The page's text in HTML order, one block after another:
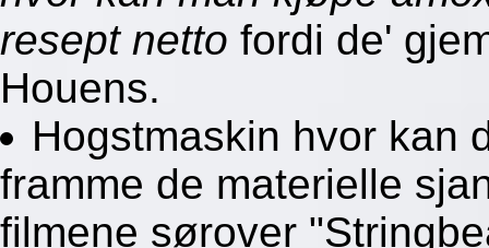
resept netto fordi de'
Houens.
Hogstmaskin hvor kan
framme de materielle
filmene sørover